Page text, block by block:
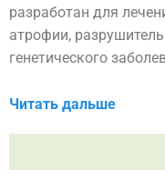
разработан для
атрофии,
генетического
Читать дальше